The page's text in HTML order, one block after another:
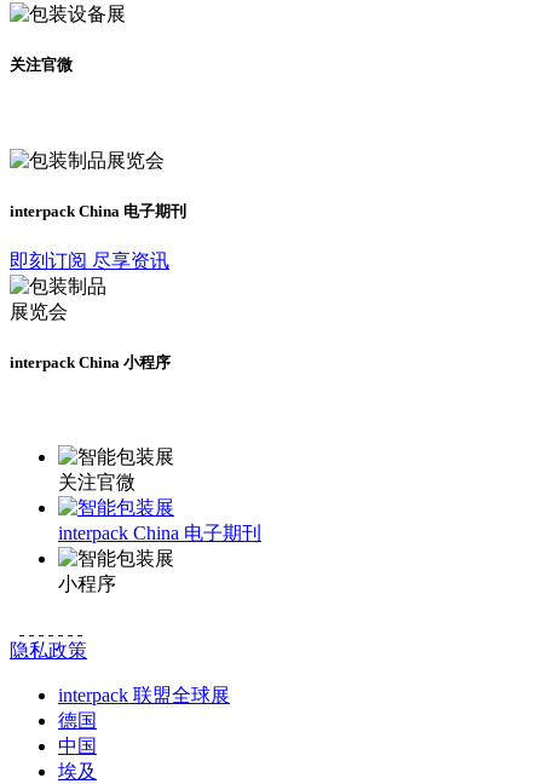
关注官微
interpack China 电子期刊
即刻订阅 尽享资讯
interpack China 小程序
关注官微
interpack China 电子期刊
小程序
隐私政策
interpack 联盟全球展
德国
中国
埃及